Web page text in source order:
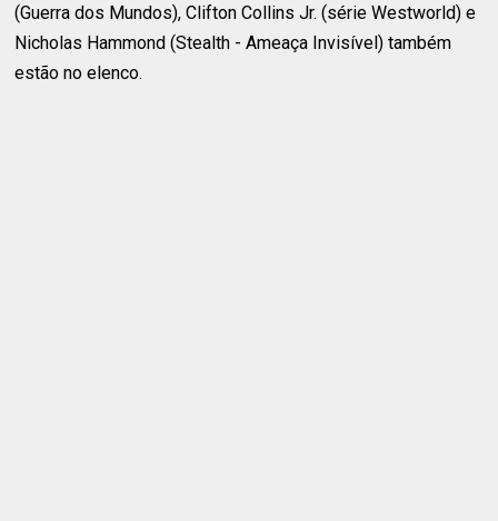
(Guerra dos Mundos), Clifton Collins Jr. (série Westworld) e
Nicholas Hammond (Stealth - Ameaça Invisível) também
estão no elenco.